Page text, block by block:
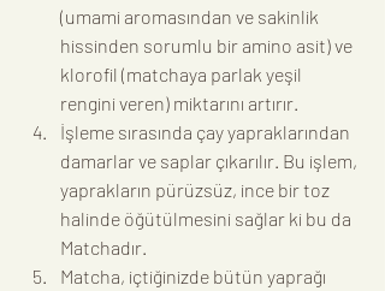
(umami aromasından ve sakinlik
hissinden sorumlu bir amino asit) ve
klorofil (matchaya parlak yeşil
rengini veren) miktarını artırır.
İşleme sırasında çay yapraklarından
damarlar ve saplar çıkarılır. Bu işlem,
yaprakların pürüzsüz, ince bir toz
halinde öğütülmesini sağlar ki bu da
Matchadır.
Matcha, içtiğinizde bütün yaprağı